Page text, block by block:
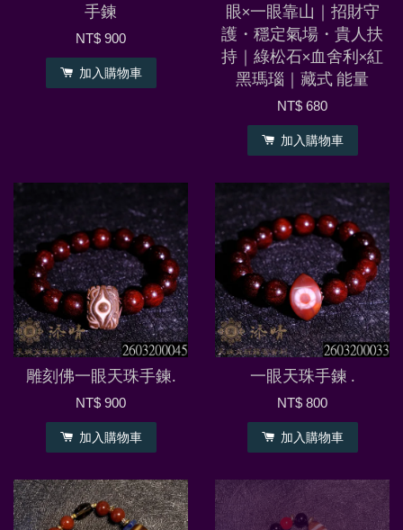
手鍊
NT$ 900
加入購物車
眼×一眼靠山｜招財守
護・穩定氣場・貴人扶
持｜綠松石×血舍利×紅
黑瑪瑙｜藏式 能量
NT$ 680
加入購物車
雕刻佛一眼天珠手鍊.
NT$ 900
加入購物車
一眼天珠手鍊 .
NT$ 800
加入購物車